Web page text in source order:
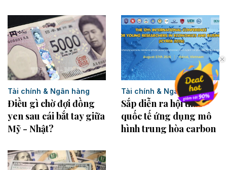
Tài chính & Ngân hàng
Điều gì chờ đợi đồng
yen sau cái bắt tay giữa
Mỹ - Nhật?
Tài chính & Ngân hàng
Sắp diễn ra hội thảo
quốc tế ứng dụng mô
hình trung hòa carbon